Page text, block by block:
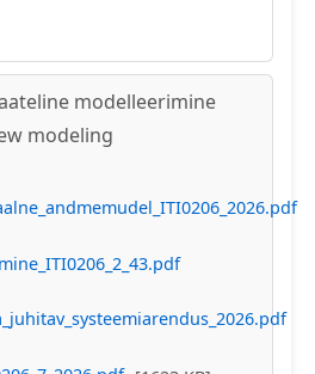
modelleerimine
modeling